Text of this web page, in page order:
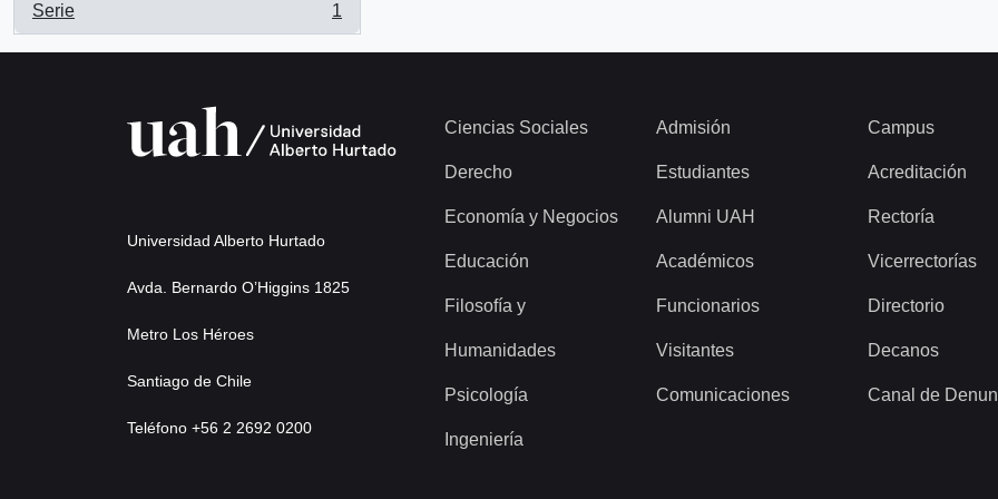
Serie
, 1 resultados
1
Universidad Alberto Hurtado
Avda. Bernardo O’Higgins 1825
Metro Los Héroes
Santiago de Chile
Teléfono +56 2 2692 0200
Ciencias Sociales
Derecho
Economía y Negocios
Educación
Filosofía y
Humanidades
Psicología
Ingeniería
Admisión
Estudiantes
Alumni UAH
Académicos
Funcionarios
Visitantes
Comunicaciones
Campus
Acreditación
Rectoría
Vicerrectorías
Directorio
Decanos
Canal de